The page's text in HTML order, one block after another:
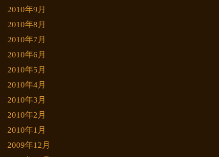
2010年9月
2010年8月
2010年7月
2010年6月
2010年5月
2010年4月
2010年3月
2010年2月
2010年1月
2009年12月